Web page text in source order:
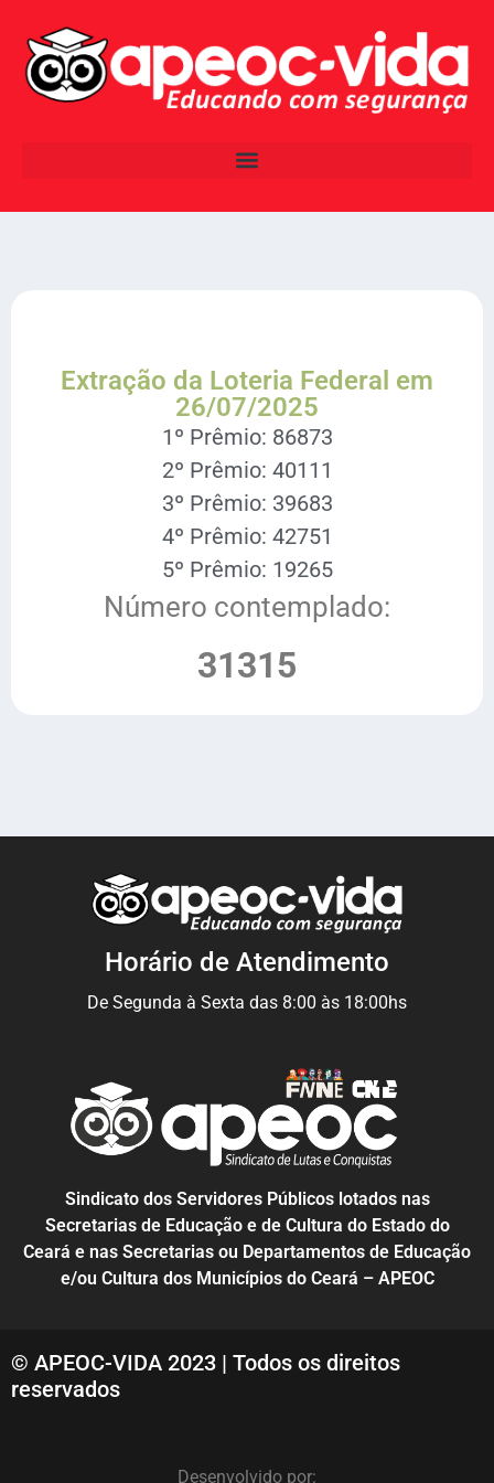
Extração da Loteria Federal em
26/07/2025
1º Prêmio: 86873
2º Prêmio: 40111
3º Prêmio: 39683
4º Prêmio: 42751
5º Prêmio: 19265
Número contemplado:
31315
Horário de Atendimento
De Segunda à Sexta das 8:00 às 18:00hs
Sindicato dos Servidores Públicos lotados nas
Secretarias de Educação e de Cultura do Estado do
Ceará e nas Secretarias ou Departamentos de Educação
e/ou Cultura dos Municípios do Ceará – APEOC
© APEOC-VIDA 2023 | Todos os direitos
reservados
Desenvolvido por: